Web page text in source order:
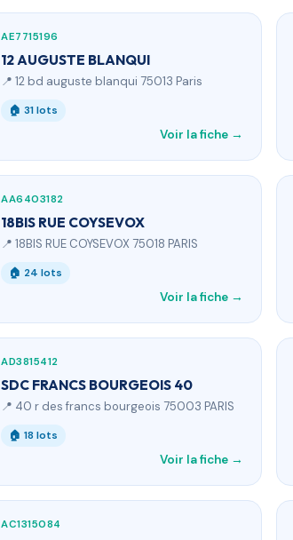
AE7715196
12 AUGUSTE BLANQUI
📍 12 bd auguste blanqui 75013 Paris
🏠 31 lots
Voir la fiche →
AA6403182
18BIS RUE COYSEVOX
📍 18BIS RUE COYSEVOX 75018 PARIS
🏠 24 lots
Voir la fiche →
AD3815412
SDC FRANCS BOURGEOIS 40
📍 40 r des francs bourgeois 75003 PARIS
🏠 18 lots
Voir la fiche →
AC1315084